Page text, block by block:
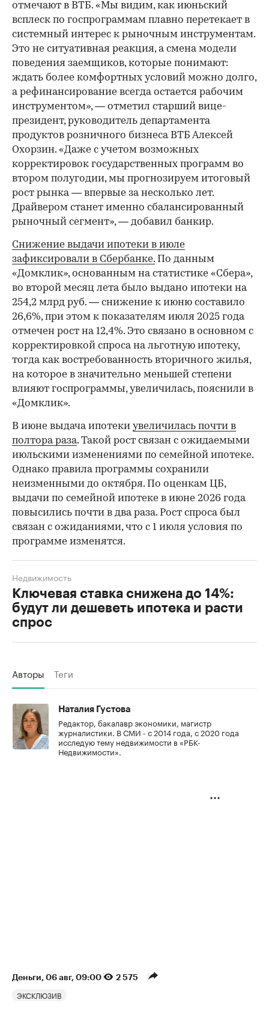
отмечают в ВТБ. «Мы видим, как июньский
всплеск по госпрограммам плавно перетекает в
системный интерес к рыночным инструментам.
Это не ситуативная реакция, а смена модели
поведения заемщиков, которые понимают:
ждать более комфортных условий можно долго,
а рефинансирование всегда остается рабочим
инструментом», — отметил старший вице-
президент, руководитель департамента
продуктов розничного бизнеса ВТБ Алексей
Охорзин. «Даже с учетом возможных
корректировок государственных программ во
втором полугодии, мы прогнозируем итоговый
рост рынка — впервые за несколько лет.
Драйвером станет именно сбалансированный
рыночный сегмент», — добавил банкир.
Снижение выдачи ипотеки в июле
зафиксировали в Сбербанке. По данным
«Домклик», основанным на статистике «Сбера»,
во второй месяц лета было выдано ипотеки на
254,2 млрд руб. — снижение к июню составило
26,6%, при этом к показателям июля 2025 года
отмечен рост на 12,4%. Это связано в основном с
корректировкой спроса на льготную ипотеку,
тогда как востребованность вторичного жилья,
на которое в значительно меньшей степени
влияют госпрограммы, увеличилась, пояснили в
«Домклик».
В июне выдача ипотеки увеличилась почти в
полтора раза. Такой рост связан с ожидаемыми
июльскими изменениями по семейной ипотеке.
Однако правила программы сохранили
неизменными до октября. По оценкам ЦБ,
выдачи по семейной ипотеке в июне 2026 года
повысились почти в два раза. Рост спроса был
связан с ожиданиями, что с 1 июля условия по
программе изменятся.
Ключевая ставка снижена до 14%:
будут ли дешеветь ипотека и расти
спрос
Недвижимость
Авторы Теги
Наталия Густова
Редактор, бакалавр экономики, магистр
журналистики. В СМИ - с 2014 года, с 2020 года
исследую тему недвижимости в «РБК-
Недвижимости».
Деньги⁠, 06 авг, 09:00 2 575
ЭКСКЛЮЗИВ